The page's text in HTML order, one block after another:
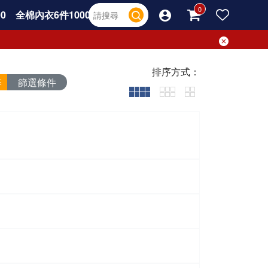
全棉內衣6件1000
篩選條件
排序方式：